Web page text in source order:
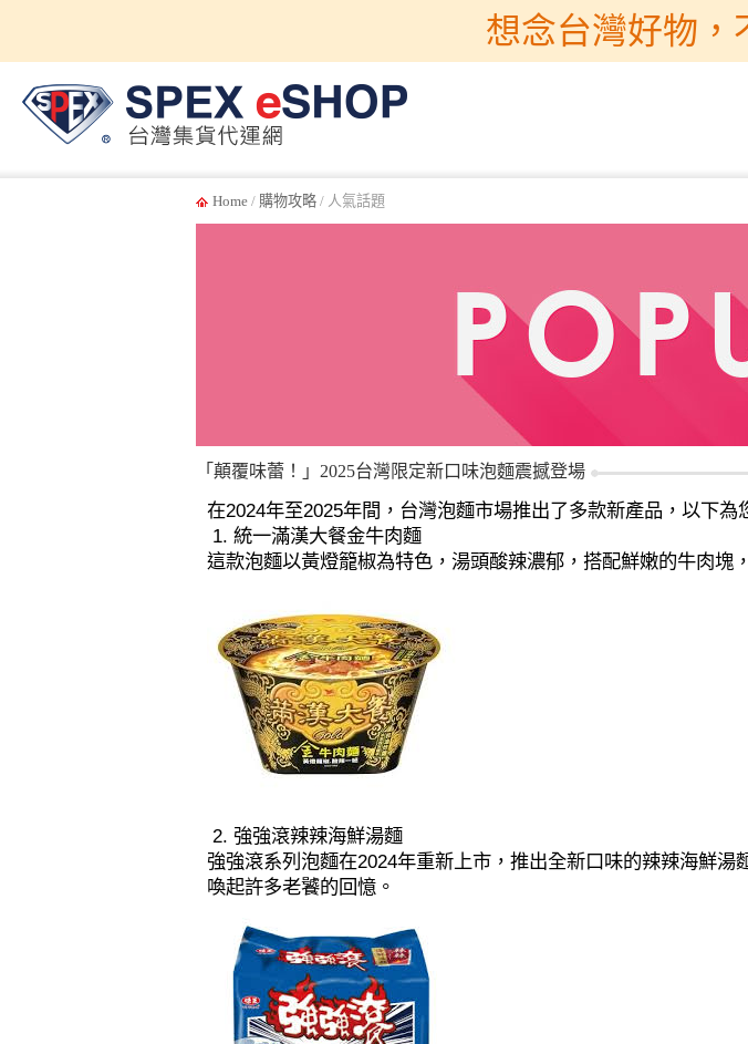
想念台灣好物，
Home / 購物攻略 / 人氣話題
「顛覆味蕾！」2025台灣限定新口味泡麵震撼登場
在2024年至2025年間，台灣泡麵市場推出了多款新產品，以下為
1. 統一滿漢大餐金牛肉麵
這款泡麵以黃燈籠椒為特色，湯頭酸辣濃郁，搭配鮮嫩的牛肉塊
2. 強強滾辣辣海鮮湯麵
強強滾系列泡麵在2024年重新上市，推出全新口味的辣辣海鮮湯
喚起許多老饕的回憶。